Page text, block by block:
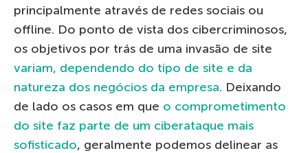
principalmente através de redes sociais ou
offline. Do ponto de vista dos cibercriminosos,
os objetivos por trás de uma invasão de site
variam, dependendo do tipo de site e da
natureza dos negócios da empresa. Deixando
de lado os casos em que o comprometimento
do site faz parte de um ciberataque mais
sofisticado, geralmente podemos delinear as